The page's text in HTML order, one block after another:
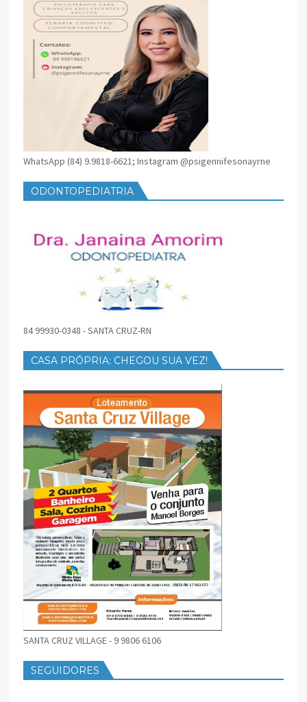
WhatsApp (84) 9.9818-6621; Instagram @psigennifesonayrne
ODONTOPEDIATRIA
84 99930-0348 - SANTA CRUZ-RN
CASA PRÓPRIA: CHEGOU SUA VEZ!
SANTA CRUZ VILLAGE - 9 9806 6106
SEGUIDORES